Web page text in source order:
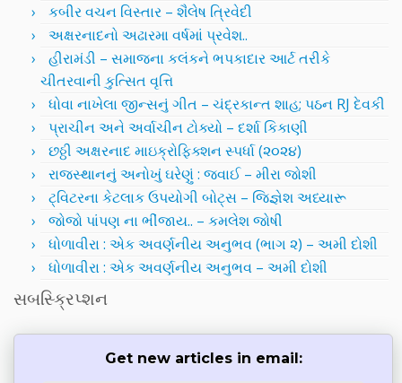
કબીર વચન વિસ્તાર – શૈલેષ ત્રિવેદી
અક્ષરનાદનો અઢારમા વર્ષમાં પ્રવેશ..
હીરામંડી – સમાજના કલંકને ભપકાદાર આર્ટ તરીકે
ચીતરવાની કુત્સિત વૃત્તિ
ધોવા નાખેલા જીન્સનું ગીત – ચંદ્રકાન્ત શાહ; પઠન RJ દેવકી
પ્રાચીન અને અર્વાચીન ટોક્યો – દર્શા કિકાણી
છઠ્ઠી અક્ષરનાદ માઇક્રોફિક્શન સ્પર્ધા (૨૦૨૪)
રાજસ્થાનનું અનોખું ઘરેણું : જવાઈ – મીરા જોશી
ટ્વિટરના કેટલાક ઉપયોગી બોટ્સ – જિજ્ઞેશ અધ્યારૂ
જોજો પાંપણ ના ભીંજાય.. – કમલેશ જોષી
ધોળાવીરા : એક અવર્ણનીય અનુભવ (ભાગ ૨) – અમી દોશી
ધોળાવીરા : એક અવર્ણનીય અનુભવ – અમી દોશી
સબસ્ક્રિપ્શન
Get new articles in email: